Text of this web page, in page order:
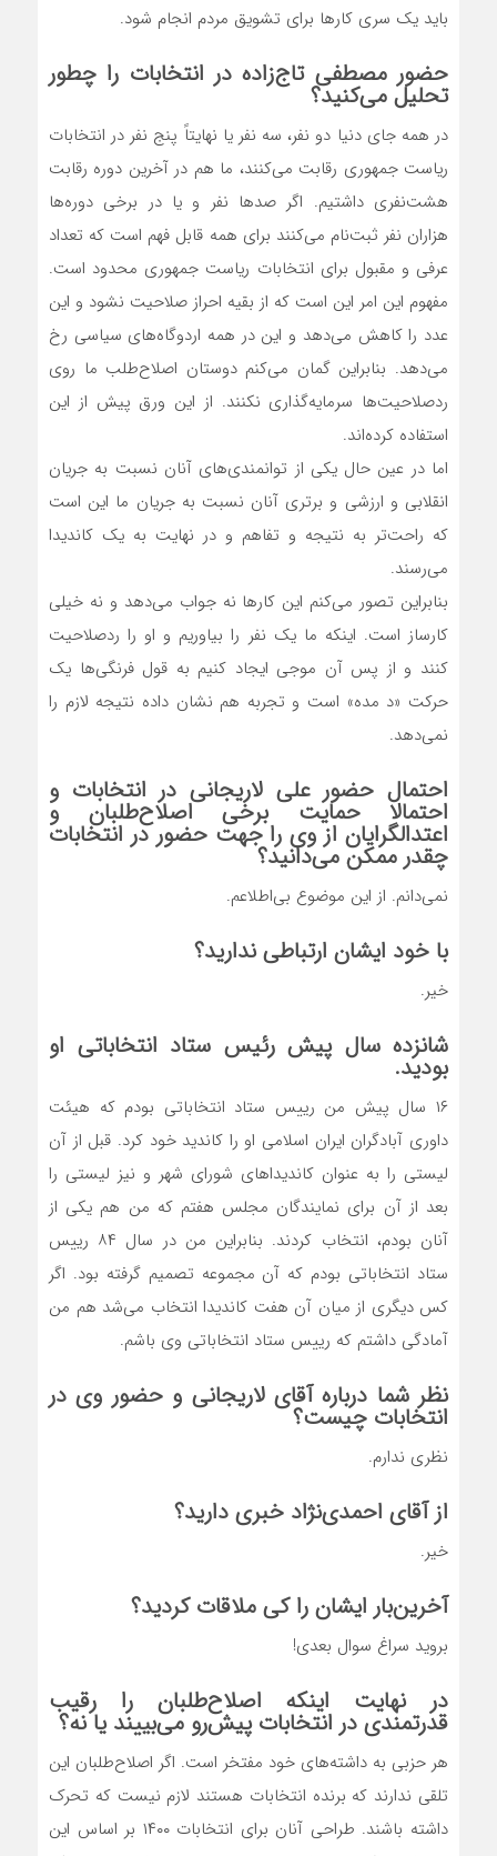
باید یک سری کارها برای تشویق مردم انجام شود.
حضور مصطفی تاج‌زاده در انتخابات را چطور
تحلیل می‌کنید؟
در همه جای دنیا دو نفر، سه نفر یا نهایتاً پنج نفر در انتخابات
ریاست جمهوری رقابت می‌کنند، ما هم در آخرین دوره رقابت
هشت‌نفری داشتیم. اگر صدها نفر و یا در برخی دوره‌ها
هزاران نفر ثبت‌نام می‌کنند برای همه قابل فهم است که تعداد
عرفی و مقبول برای انتخابات ریاست جمهوری محدود است.
مفهوم این امر این است که از بقیه احراز صلاحیت نشود و این
عدد را کاهش می‌دهد و این در همه اردوگاه‌های سیاسی رخ
می‌دهد. بنابراین گمان می‌کنم دوستان اصلاح‌طلب ما روی
ردصلاحیت‌ها سرمایه‌گذاری نکنند. از این ورق پیش از این
استفاده کرده‌اند.
اما در عین حال یکی از توانمندی‌های آنان نسبت به جریان
انقلابی و ارزشی و برتری آنان نسبت به جریان ما این است
که راحت‌تر به نتیجه و تفاهم و در نهایت به یک کاندیدا
می‌رسند.
بنابراین تصور می‌کنم این کارها نه جواب می‌دهد و نه خیلی
کارساز است. اینکه ما یک نفر را بیاوریم و او را ردصلاحیت
کنند و از پس آن موجی ایجاد کنیم به قول فرنگی‌ها یک
حرکت «د مده» است و تجربه هم نشان داده نتیجه لازم را
نمی‌دهد.
احتمال حضور علی لاریجانی در انتخابات و
احتمالا حمایت برخی اصلاح‌طلبان و
اعتدالگرایان از وی را جهت حضور در انتخابات
چقدر ممکن می‌دانید؟
نمی‌دانم. از این موضوع بی‌اطلاعم.
با خود ایشان ارتباطی ندارید؟
خیر.
شانزده سال پیش رئیس ستاد انتخاباتی او
بودید.
۱۶ سال پیش من رییس ستاد انتخاباتی بودم که هیئت
داوری آبادگران ایران اسلامی او را کاندید خود کرد. قبل از آن
لیستی را به عنوان کاندیداهای شورای شهر و نیز لیستی را
بعد از آن برای نمایندگان مجلس هفتم که من هم یکی از
آنان بودم، انتخاب کردند. بنابراین من در سال ۸۴ رییس
ستاد انتخاباتی بودم که آن مجموعه تصمیم گرفته بود. اگر
کس دیگری از میان آن هفت کاندیدا انتخاب می‌شد هم من
آمادگی داشتم که رییس ستاد انتخاباتی وی باشم.
نظر شما درباره آقای لاریجانی و حضور وی در
انتخابات چیست؟
نظری ندارم.
از آقای احمدی‌نژاد خبری دارید؟
خیر.
آخرین‌بار ایشان را کی ملاقات کردید؟
بروید سراغ سوال بعدی!
در نهایت اینکه اصلاح‌طلبان را رقیب
قدرتمندی در انتخابات پیش‌رو می‌بییند یا نه؟
هر حزبی به داشته‌های خود مفتخر است. اگر اصلاح‌طلبان این
تلقی ندارند که برنده انتخابات هستند لازم نیست که تحرک
داشته باشند. طراحی آنان برای انتخابات ۱۴۰۰ بر اساس این